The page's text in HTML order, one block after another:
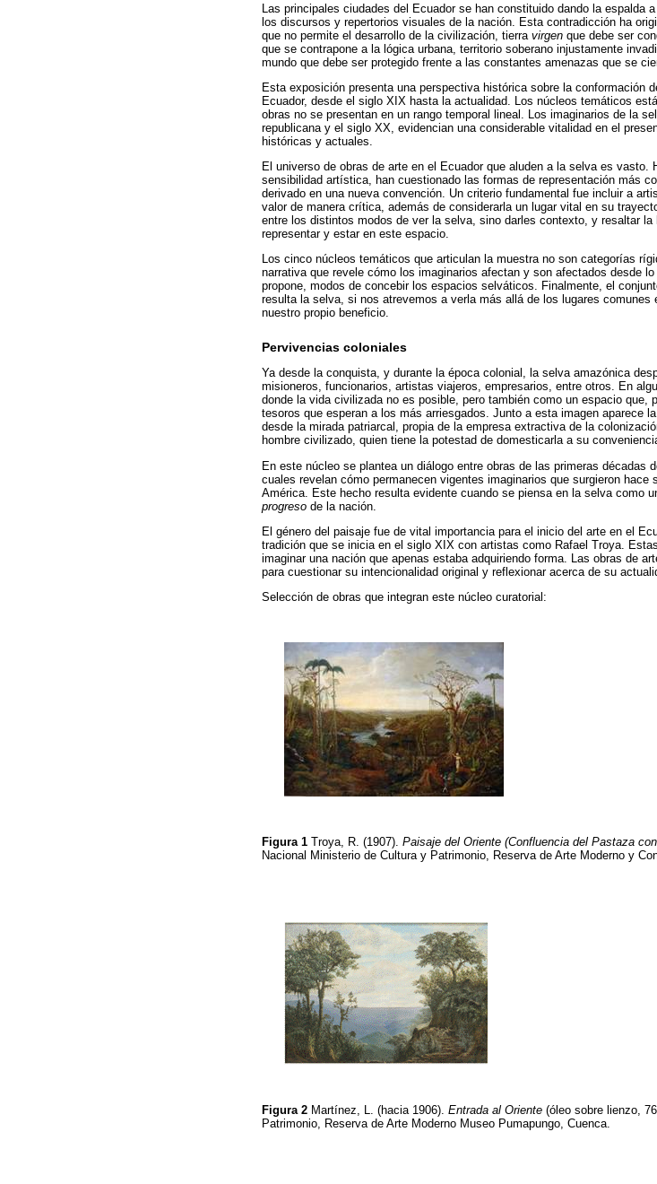
Las principales ciudades del Ecuador se han constituido dando la espalda
los discursos y repertorios visuales de la nación. Esta contradicción ha
que no permite el desarrollo de la civilización, tierra virgen que debe ser
que se contrapone a la lógica urbana, territorio soberano injustamente
mundo que debe ser protegido frente a las constantes amenazas que se
Esta exposición presenta una perspectiva histórica sobre la conformación
Ecuador, desde el siglo XIX hasta la actualidad. Los núcleos temáticos
obras no se presentan en un rango temporal lineal. Los imaginarios de la
republicana y el siglo XX, evidencian una considerable vitalidad en el
históricas y actuales.
El universo de obras de arte en el Ecuador que aluden a la selva es
sensibilidad artística, han cuestionado las formas de representación más
derivado en una nueva convención. Un criterio fundamental fue incluir a
valor de manera crítica, además de considerarla un lugar vital en su
entre los distintos modos de ver la selva, sino darles contexto, y resaltar la
representar y estar en este espacio.
Los cinco núcleos temáticos que articulan la muestra no son categorías
narrativa que revele cómo los imaginarios afectan y son afectados desde
propone, modos de concebir los espacios selváticos. Finalmente, el
resulta la selva, si nos atrevemos a verla más allá de los lugares
nuestro propio beneficio.
Pervivencias coloniales
Ya desde la conquista, y durante la época colonial, la selva amazónica
misioneros, funcionarios, artistas viajeros, empresarios, entre otros. En
donde la vida civilizada no es posible, pero también como un espacio que,
tesoros que esperan a los más arriesgados. Junto a esta imagen aparece
desde la mirada patriarcal, propia de la empresa extractiva de la
hombre civilizado, quien tiene la potestad de domesticarla a su
En este núcleo se plantea un diálogo entre obras de las primeras décadas
cuales revelan cómo permanecen vigentes imaginarios que surgieron
América. Este hecho resulta evidente cuando se piensa en la selva como
progreso de la nación.
El género del paisaje fue de vital importancia para el inicio del arte en el
tradición que se inicia en el siglo XIX con artistas como Rafael Troya.
imaginar una nación que apenas estaba adquiriendo forma. Las obras de
para cuestionar su intencionalidad original y reflexionar acerca de su
Selección de obras que integran este núcleo curatorial:
Figura 1 Troya, R. (1907). Paisaje del Oriente (Confluencia del Pastaza
Nacional Ministerio de Cultura y Patrimonio, Reserva de Arte Moderno y
Figura 2 Martínez, L. (hacia 1906). Entrada al Oriente (óleo sobre lienzo,
Patrimonio, Reserva de Arte Moderno Museo Pumapungo, Cuenca.